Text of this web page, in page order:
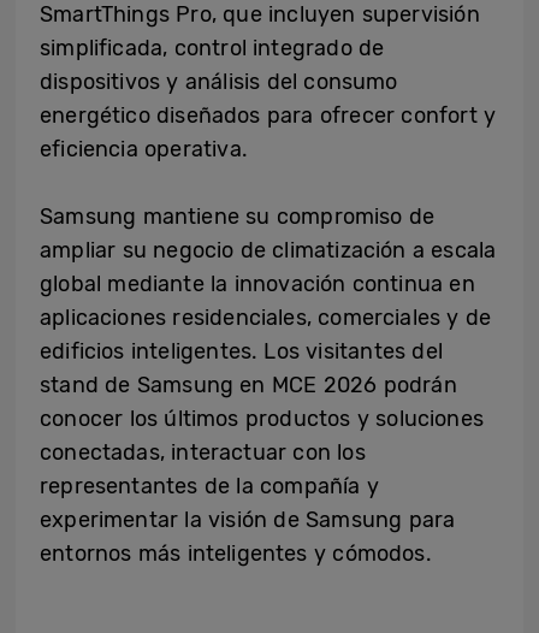
SmartThings Pro, que incluyen supervisión
simplificada, control integrado de
dispositivos y análisis del consumo
energético diseñados para ofrecer confort y
eficiencia operativa.
Samsung mantiene su compromiso de
ampliar su negocio de climatización a escala
global mediante la innovación continua en
aplicaciones residenciales, comerciales y de
edificios inteligentes. Los visitantes del
stand de Samsung en MCE 2026 podrán
conocer los últimos productos y soluciones
conectadas, interactuar con los
representantes de la compañía y
experimentar la visión de Samsung para
entornos más inteligentes y cómodos.